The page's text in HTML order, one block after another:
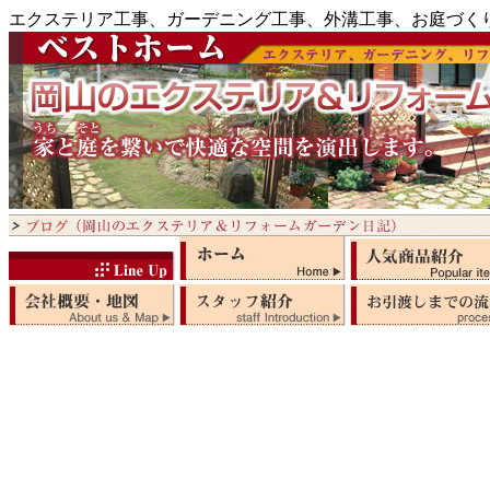
エクステリア工事、ガーデニング工事、外溝工事、お庭づ